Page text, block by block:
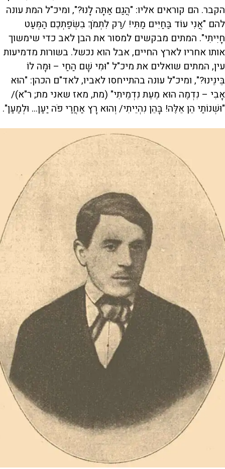
הקבר. הם קוראים אליו: "הֲגַם אַתָּה לָנוּ?", ומיכ"ל המת עונה
להם "אֲנִי עוֹד בַּחַיִּים מַתִּי! /רַק לִתְמֹךְ בִשְׂפַתְכֶם הַמְּעַט
חָיִיתִי". המתים מבקשים למסור את הבן לאב כדי שימשוך
אותו אחריו לארץ החיים, אבל הוא נכשל. בשורות מדמיעות
עין, המתים שואלים את מיכ"ל "וּמִי שָׁם הַחַי – וּמָה לוֹ
בֵּינֵינוּ?", ומיכ"ל עונה בהתייחסו לאביו, לאד"ם הכהן: "הוּא
אָבִי – נִדְמֶה הוּא מֵעֵת נִדְמֵיתִי" (מת, מאז שאני מת; ר"א)/
"וּשְׁנוֹתַי הֵן אֵלֶּה! בָּהֵן נִהְיֵיתִי/ וְהוּא רָץ אַחֲרַי פֹּה יַעַן... וּלְמַעַן".